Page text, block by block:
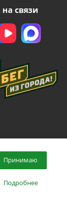
связи
Принимаю
Подробнее